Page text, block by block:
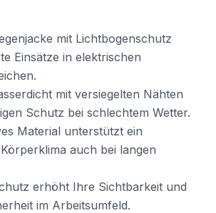
mit Lichtbogenschutz
Einsätze in elektrischen
mit versiegelten Nähten
Schutz bei schlechtem Wetter.
Material unterstützt ein
auch bei langen
erhöht Ihre Sichtbarkeit und
im Arbeitsumfeld.